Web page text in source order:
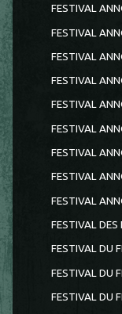
FESTIVAL
FESTIVAL
FESTIVAL
FESTIVAL
FESTIVAL
FESTIVAL
FESTIVAL
FESTIVAL
FESTIVAL
FESTIVAL
FESTIVAL DU
FESTIVAL DU
FESTIVAL DU